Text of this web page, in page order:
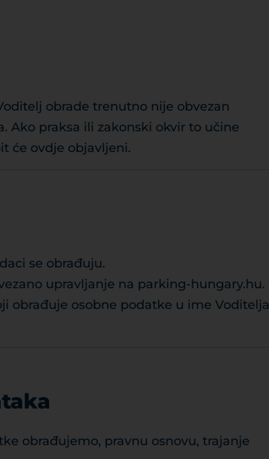
obrade trenutno nije obvezan
Ako praksa ili zakonski okvir to učine
će ovdje objavljeni.
se obrađuju.
upravljanje na parking-hungary.hu.
obrađuje osobne podatke u ime Voditelja
obrađujemo, pravnu osnovu, trajanje